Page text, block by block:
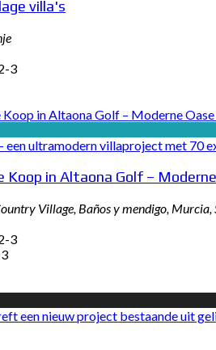
villa's
3
een ultramodern villaproject met 70
Koop in Altaona Golf –
Village, Baños y mendigo, Murcia,
3
een nieuw project bestaande uit